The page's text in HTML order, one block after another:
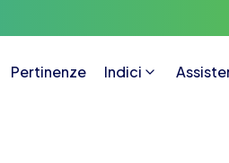
Pertinenze Indici